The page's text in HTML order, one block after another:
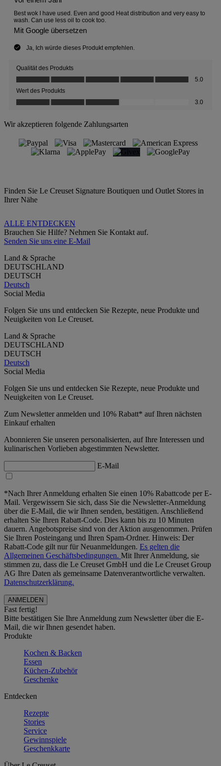
Wir akzeptieren folgende Zahlungsarten
Finden Sie Le Creuset Signature Boutiquen und Outlet Stores in
Ihrer Nähe
ALLE ENTDECKEN
Brauchen Sie Hilfe? Nehmen Sie Kontakt auf.
Senden Sie uns eine E-Mail
Land & Sprache
DEUTSCHLAND
DEUTSCH
Deutsch
Social Media
Folgen Sie uns und entdecken Sie Rezepte, neue Produkte und
Neuigkeiten von Le Creuset.
Land & Sprache
DEUTSCHLAND
DEUTSCH
Deutsch
Social Media
Folgen Sie uns und entdecken Sie Rezepte, neue Produkte und
Neuigkeiten von Le Creuset.
Zum Newsletter anmelden und 10% Rabatt* auf Ihren nächsten
Einkauf erhalten
Abonnieren Sie unseren personalisierten, auf Ihre Interessen und
kulinarischen Vorlieben abgestimmten Newsletter.
E-Mail
*Nach Ihrer Anmeldung erhalten Sie einen 10% Rabattcode per E-
Mail. Vergewissern Sie sich, dass Sie die Newsletter-Anmeldung
über die E-Mail, die wir Ihnen senden, bestätigen. Anschließend
erhalten Sie Ihren Rabatt-Code. Dies kann bis zu 10 Minuten
dauern. Angebotspreise sind von der Aktion ausgenommen. Prüfen
Sie Ihren Posteingang und Ihren Spam-Ordner. Hinweis: Der
Rabatt-Code gilt nur für Neuanmeldungen. Es gelten die
Allgemeinen Geschäftsbedingungen. Mit Ihrer Anmeldung, sie
stimmen zu, dass die Le Creuset GmbH und die Le Creuset Group
AG Ihre Daten als gemeinsame Datenverantwortliche verwalten.
Datenschutzerklärung.
Fast fertig!
Bitte bestätigen Sie Ihre Anmeldung zum Newsletter über die E-
Mail, die wir Ihnen gesendet haben.
Produkte
Kochen & Backen
Essen
Küchen-Zubehör
Geschenke
Entdecken
Rezepte
Stories
Service
Gewinnspiele
Geschenkkarte